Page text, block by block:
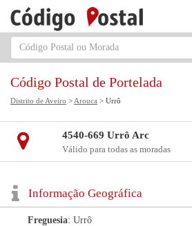
Código Postal de Portelada
Distrito de Aveiro > Arouca > Urrô
4540-669 Urrô Arc
Válido para todas as moradas
Informação Geográfica
Freguesia: Urrô